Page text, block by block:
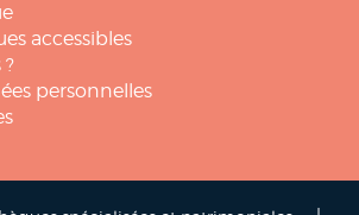
accessibles
personnelles